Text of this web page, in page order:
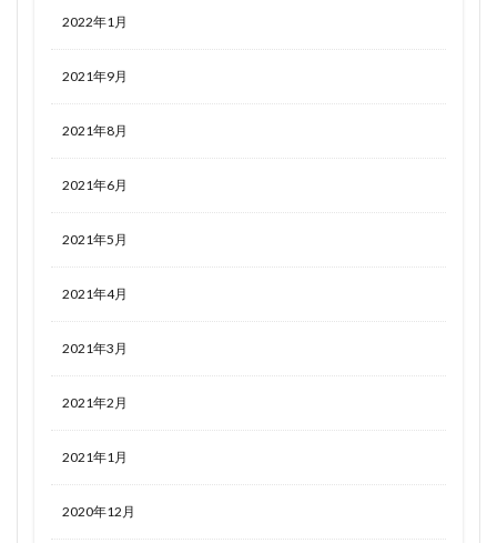
2022年1月
2021年9月
2021年8月
2021年6月
2021年5月
2021年4月
2021年3月
2021年2月
2021年1月
2020年12月